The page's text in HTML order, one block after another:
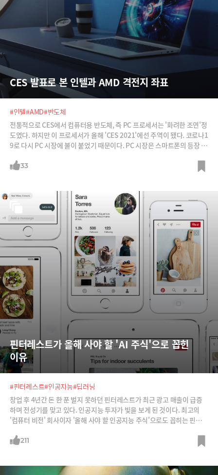
CES 발표로 본 인텔과 AMD 격전지 좌표
#인텔#AMD#반도체
전통적으로 CES에서 컴퓨터용 반도체, 즉 PC 프로세서는 '화려한 조연'정
도였다. 하지만 이 프로세서가 올해 'CES 2021'에선 주역이 됐다. 코로나1
9로 다시 PC 시장에 불이 붙었기 때문이다. PC 시장은 스마트폰의 등장 이
19가 이런 흐름을 확 바꿨다. 재택근무, 원격수업이 늘어나면서 PC 수요가
C)에 따르면 지난해 PC 출하량이 3억2000만대를 넘어섰다. 이는 2019년
대비 13% 늘어난 수치이다. 2014년 이후 6년만의 최대치다.IDC는 올해
PC 출하량은 더 늘 것으로 전망한다. 2022년부터는 다시 감소 추세에 들
어가겠지만, 여전히 매년 3억대 가량의 출하를 전망한다.라이언 리스 IDC
부사장은 "재택근무와 원격학습의 증가로 PC 수요가 늘어났지만 이는
33
핀터레스트가 올해 사야 할 'AI 주식'으로 꼽힌
이유
#핀터레스트#인공지능#딥러닝
창업 후 4년간 돈 한 푼 벌지 못하던 핀터레스트가 최근 광고 매출이 급증
하며 전성기를 맞고 있다. 인공지능 투자가 빛을 보게 된 것이다. 최고의
'컴퓨터 비전' 회사이자 '올해 사야 할 인공지능 주식'으로도 꼽히는 핀터레
211